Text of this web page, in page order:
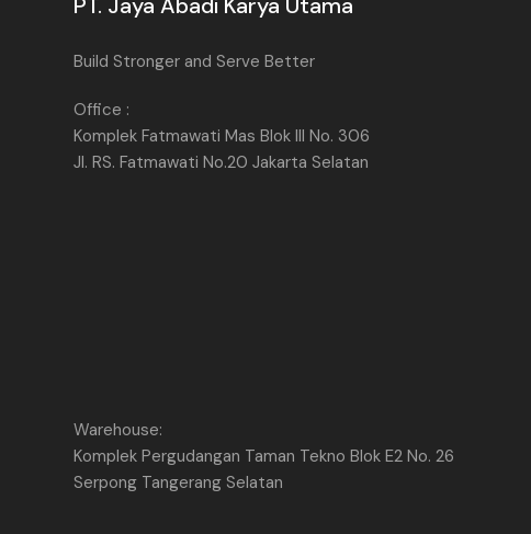
Build Stronger and Serve Better
Office :
Komplek Fatmawati Mas Blok III No. 306
Jl. RS. Fatmawati No.20 Jakarta Selatan
Warehouse:
Komplek Pergudangan Taman Tekno Blok E2 No. 26
Serpong Tangerang Selatan